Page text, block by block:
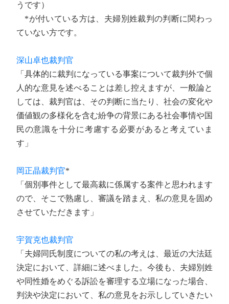
うです）
*が付いている方は、夫婦別姓裁判の判断に関わっ
ていない方です。
深山卓也裁判官
「具体的に裁判になっている事案について裁判外で個
人的な意見を述べることは差し控えますが、一般論と
しては、裁判官は、その判断に当たり、社会の変化や
価値観の多様化を含む紛争の背景にある社会事情や国
民の意識を十分に考慮する必要があると考えていま
す」
岡正晶裁判官*
「個別事件として最高裁に係属する案件と思われます
ので、そこで熟慮し、審議を踏まえ、私の意見を固め
させていただきます」
宇賀克也裁判官
「夫婦同氏制度についての私の考えは、最近の大法廷
決定において、詳細に述べました。今後も、夫婦別姓
や同性婚をめぐる訴訟を審理する立場になった場合、
判決や決定において、私の意見をお示ししていきたい